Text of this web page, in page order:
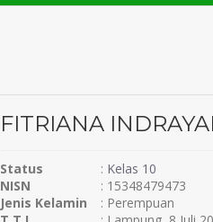
FITRIANA
Status : Kelas 10
NISN
: 15348479473
Jenis Kelamin
: Perempuan